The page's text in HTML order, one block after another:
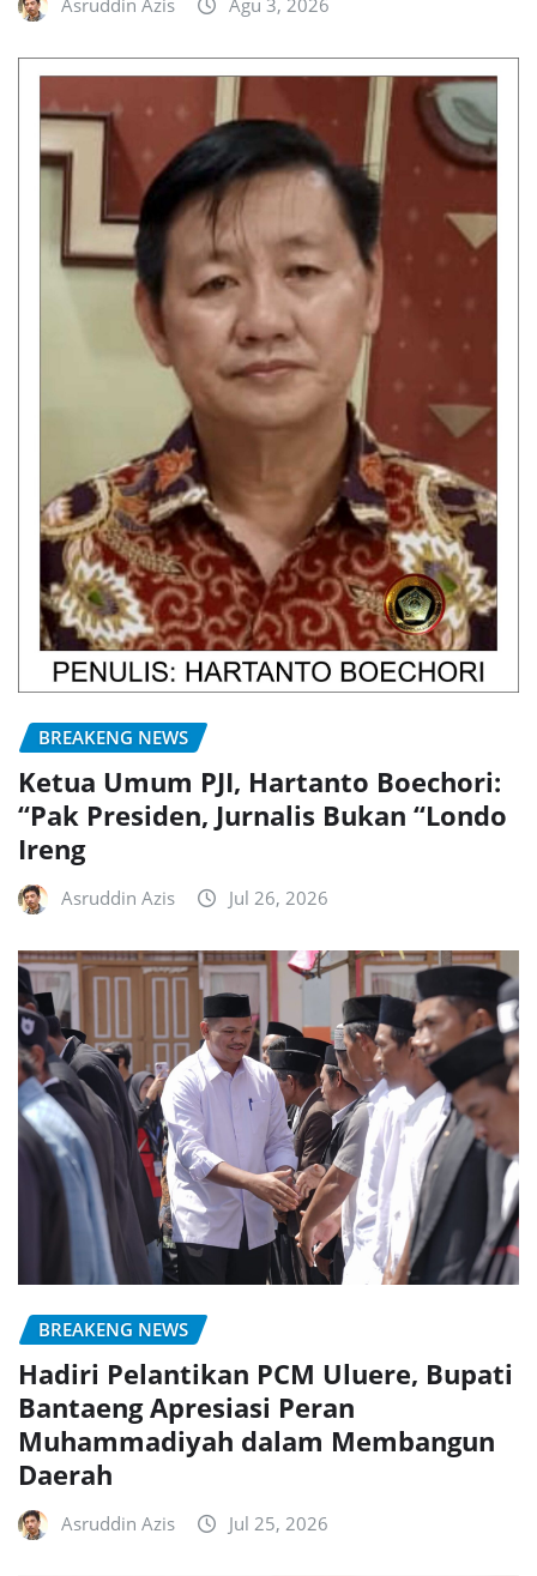
Asruddin Azis Agu 3, 2026
BREAKENG NEWS
Ketua Umum PJI, Hartanto Boechori:
“Pak Presiden, Jurnalis Bukan “Londo
Ireng
Asruddin Azis Jul 26, 2026
BREAKENG NEWS
Hadiri Pelantikan PCM Uluere, Bupati
Bantaeng Apresiasi Peran
Muhammadiyah dalam Membangun
Daerah
Asruddin Azis Jul 25, 2026